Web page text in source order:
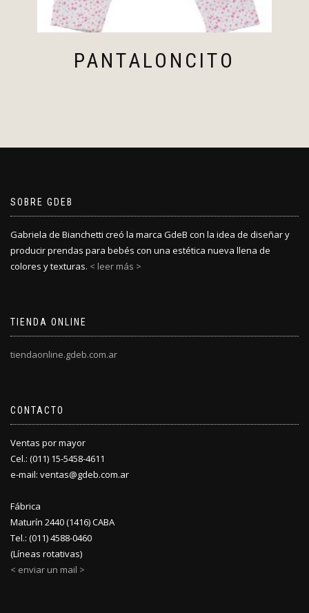
PANTALONCITO
SOBRE GDEB
Gabriela de Bianchetti creó la marca GdeB con la idea de diseñar y
producir prendas para bebés con una estética nueva llena de
colores y texturas. < leer más >
TIENDA ONLINE
tiendaonline.gdeb.com.ar
CONTACTO
Ventas por mayor
Cel.: (011) 15-5458-4611
e-mail: ventas@gdeb.com.ar
Fábrica
Maturín 2440 (1416) CABA
Tel.: (011) 4588-0460
(Líneas rotativas)
< enviar un mail >